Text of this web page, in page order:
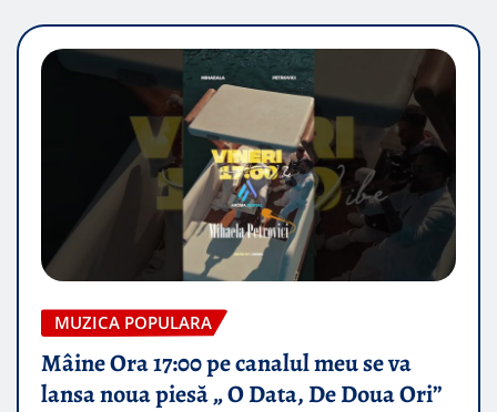
MUZICA POPULARA
Mâine Ora 17:00 pe canalul meu se va
lansa noua piesă „ O Data, De Doua Ori”